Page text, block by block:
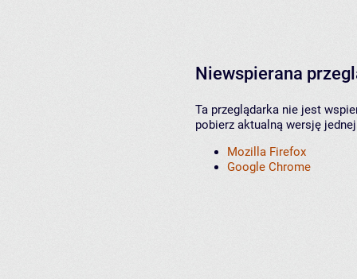
Niewspierana
Ta przeglądarka nie jest
pobierz aktualną wersję
Mozilla Firefox
Google Chrome